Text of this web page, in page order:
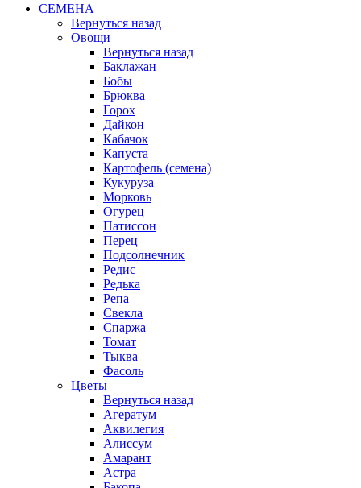
СЕМЕНА
Вернуться назад
Овощи
Вернуться назад
Баклажан
Бобы
Брюква
Горох
Дайкон
Кабачок
Капуста
Картофель (семена)
Кукуруза
Морковь
Огурец
Патиссон
Перец
Подсолнечник
Редис
Редька
Репа
Свекла
Спаржа
Томат
Тыква
Фасоль
Цветы
Вернуться назад
Агератум
Аквилегия
Алиссум
Амарант
Астра